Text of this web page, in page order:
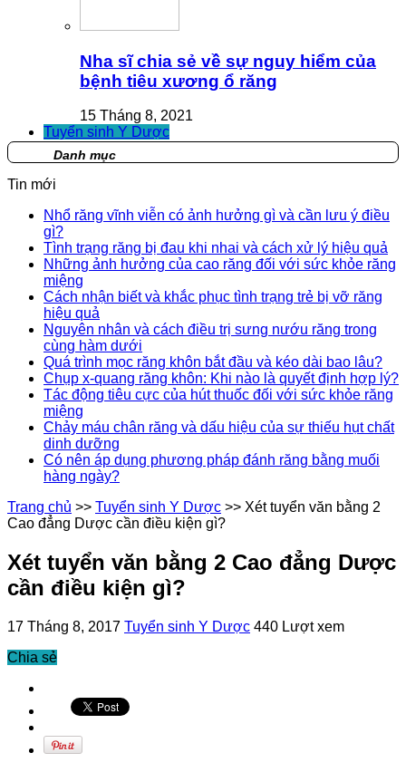
Nha sĩ chia sẻ về sự nguy hiểm của
bệnh tiêu xương ổ răng
15 Tháng 8, 2021
Tuyển sinh Y Dược
Danh mục
Tin mới
Nhổ răng vĩnh viễn có ảnh hưởng gì và cần lưu ý điều
gì?
Tình trạng răng bị đau khi nhai và cách xử lý hiệu quả
Những ảnh hưởng của cao răng đối với sức khỏe răng
miệng
Cách nhận biết và khắc phục tình trạng trẻ bị vỡ răng
hiệu quả
Nguyên nhân và cách điều trị sưng nướu răng trong
cùng hàm dưới
Quá trình mọc răng khôn bắt đầu và kéo dài bao lâu?
Chụp x-quang răng khôn: Khi nào là quyết định hợp lý?
Tác động tiêu cực của hút thuốc đối với sức khỏe răng
miệng
Chảy máu chân răng và dấu hiệu của sự thiếu hụt chất
dinh dưỡng
Có nên áp dụng phương pháp đánh răng bằng muối
hàng ngày?
Trang chủ >> Tuyển sinh Y Dược >> Xét tuyển văn bằng 2
Cao đẳng Dược cần điều kiện gì?
Xét tuyển văn bằng 2 Cao đẳng Dược
cần điều kiện gì?
17 Tháng 8, 2017 Tuyển sinh Y Dược 440 Lượt xem
Chia sẻ